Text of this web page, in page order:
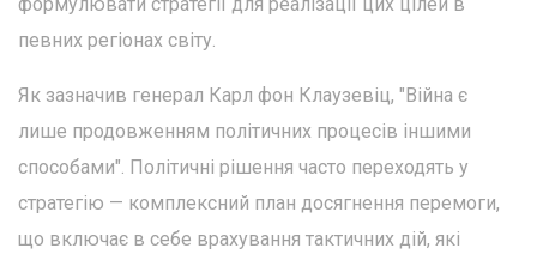
формулювати стратегії для реалізації цих цілей в
певних регіонах світу.
Як зазначив генерал Карл фон Клаузевіц, "Війна є
лише продовженням політичних процесів іншими
способами". Політичні рішення часто переходять у
стратегію — комплексний план досягнення перемоги,
що включає в себе врахування тактичних дій, які